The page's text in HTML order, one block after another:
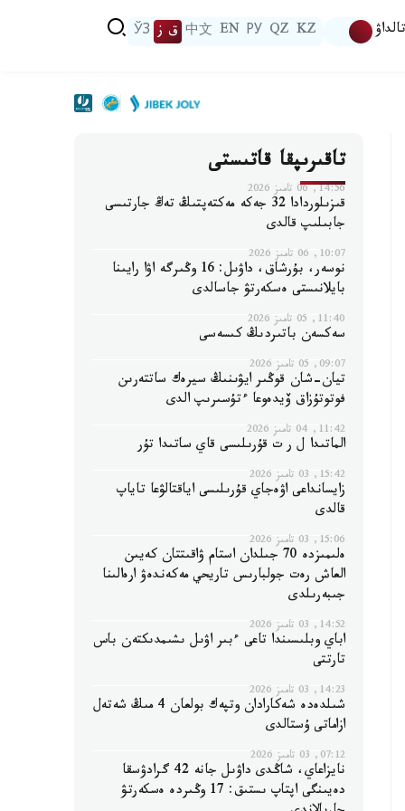
تالداۋ KZ
QZ
РУ
EN
中文 ق ز ЎЗ
تاقىرىپقا قاتىستى
14:56, 06 تامىز 2026
قىزىلوردادا 32 جەكە مەكتەپتىڭ تەڭ جارتىسى
جابىلىپ قالدى
10:07, 06 تامىز 2026
نوسەر، بۇرشاق، داۋىل: 16 وڭىرگە اۋا رايىنا
بايلانىستى ەسكەرتۋ جاسالدى
11:40, 05 تامىز 2026
سەكسەن باتىردىڭ كىسەسى
09:07, 05 تامىز 2026
تيان-شان قوڭىر ايۋىنىڭ سيرەك ساتتەرىن
فوتوتۇزاق ۆيدەوعا ءتۇسىرىپ الدى
11:42, 04 تامىز 2026
الماتىدا ل ر ت قۇرىلىسى قاي ساتىدا تۇر
15:42, 03 تامىز 2026
زايسانداعى اۋەجاي قۇرىلىسى اياقتالۋعا تاياپ
قالدى
15:06, 03 تامىز 2026
ەلىمىزدە 70 جىلدان استام ۋاقىتتان كەيىن
العاش رەت جولبارىس تاريحي مەكەندەۋ ارەالىنا
جىبەرىلدى
14:52, 03 تامىز 2026
اباي وبلىسىندا تاعى ءبىر اۋىل ىشىمدىكتەن باس
تارتتى
14:23, 03 تامىز 2026
شىلدەدە شەكارادان وتپەك بولعان 4 مىڭ شەتەل
ازاماتى ۇستالدى
07:12, 03 تامىز 2026
نايزاعاي، شاڭدى داۋىل جانە 42 گرادۋسقا
دەيىنگى اپتاپ ىستىق: 17 وڭىردە ەسكەرتۋ